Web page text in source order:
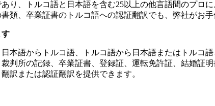
あり、トルコ語と日本語を含む25以上の他言語間のプ
類、卒業証書のトルコ語への認証翻訳でも、弊社がお手
す
本語からトルコ語、トルコ語から日本語またはトルコ
判所の記録、卒業証書、登録証、運転免許証、結婚証
訳または認証翻訳を提供できます。